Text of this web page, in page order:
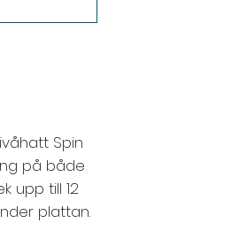
Spin
på både
upp till 12
plattan.